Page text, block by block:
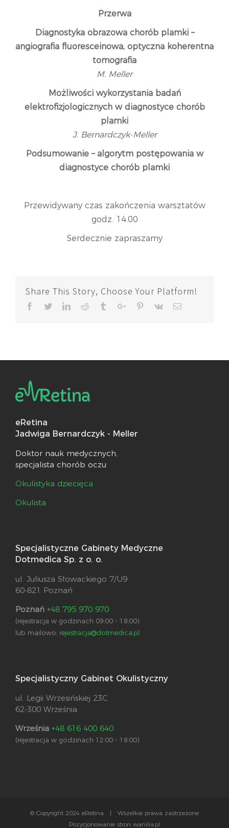
Przerwa
Diagnostyka obrazowa chorób plamki –
angiografia fluoresceinowa, optyczna koherentna
tomografia
M. Meller
Możliwości wykorzystania badań
elektrofizjologicznych w diagnostyce chorób
plamki
J. Bernardczyk-Meller
Podsumowanie – algorytm postępowania w
diagnostyce chorób plamki
Przewidywany czas zakończenia warsztatów
godz. 14.00
Serdecznie zapraszamy
Share This Story, Choose Your Platform!
Facebook
TwitterLinkedinReddit TumblrGoogle+Pinterest
Vk Email
eRetina
Jadwiga Bernardczyk - Meller
Doktor nauk medycznych,
specjalista chorób oczu
Okulistyka dziecięca
Okulista
Specjalistyczne Gabinety Medyczne
Dotmedica Sp. z o. o.
ul. Juliusza Słowackiego 7/U9
60-821 Poznań
Poznań +48 795 970 970
(rejestracja w godzinach 09:00 - 18:00)
lub mailowo: rejestracja@dotmedica.pl
Specjalistyczny Gabinet Okulistyczny
ul. Legii Wrzesińskiej 23C
62-300 Września
Września +48 616 400 640
(rejestracja w godzinach 12:00 - 18:00)
© Copyright 2024 eRetina | Wszelkie prawa zastrzeżone
Pozycjonowanie stron wanilia.pl